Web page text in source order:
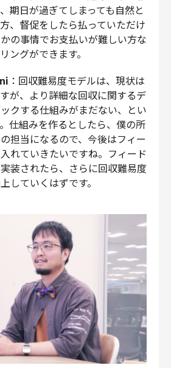
期日が過ぎてしまっても自然と
、督促をしたら払っていただけ
の事情でお支払いが難しい方な
ングができます。
：回収難易度モデルは、現状は
が、より詳細な回収に関するデ
クする仕組みがまだない、とい
仕組みを作るとしたら、僕の所
担当になるので、今後はフィー
れていきたいですね。フィード
装されたら、さらに回収難易度
していくはずです。